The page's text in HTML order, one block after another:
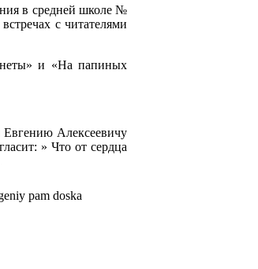
в средней школе №
с читателями
и «На папиных
Алексеевичу
» Что от сердца